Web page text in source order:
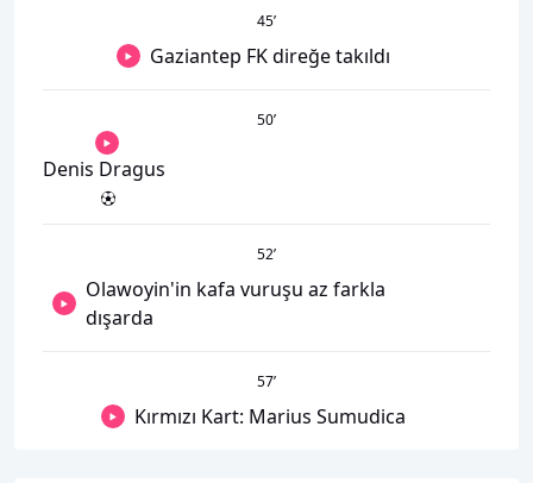
45’
Gaziantep FK direğe takıldı
50’
Denis Dragus
52’
Olawoyin'in kafa vuruşu az farkla
dışarda
57’
Kırmızı Kart: Marius Sumudica